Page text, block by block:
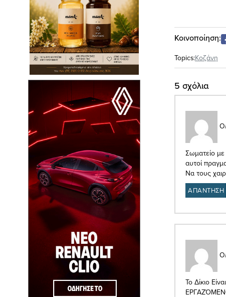
Κοινοποίηση:
Topics:Κοζάνη
5 σχόλια
Σωματείο
αυτοί
Να τους
ΑΠΑΝΤΗΣΗ
Το Δίκιο